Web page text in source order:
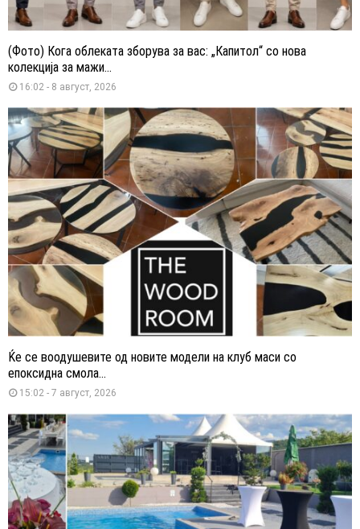
(Фото) Кога облеката зборува за вас: „Капитол“ со нова
колекција за мажи...
16:02 - 8 август, 2026
Ќе се воодушевите од новите модели на клуб маси со
епоксидна смола...
15:02 - 7 август, 2026